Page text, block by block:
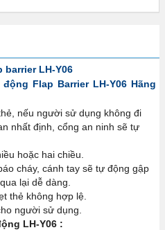
barrier LH-Y06
Flap Barrier LH-Y06 Hãng
nếu người sử dụng không đi
nhất định, cổng an ninh sẽ tự
hoặc hai chiều.
cháy, cánh tay sẽ tự động gập
lại dễ dàng.
thẻ không hợp lệ.
người sử dụng.
LH-Y06 :